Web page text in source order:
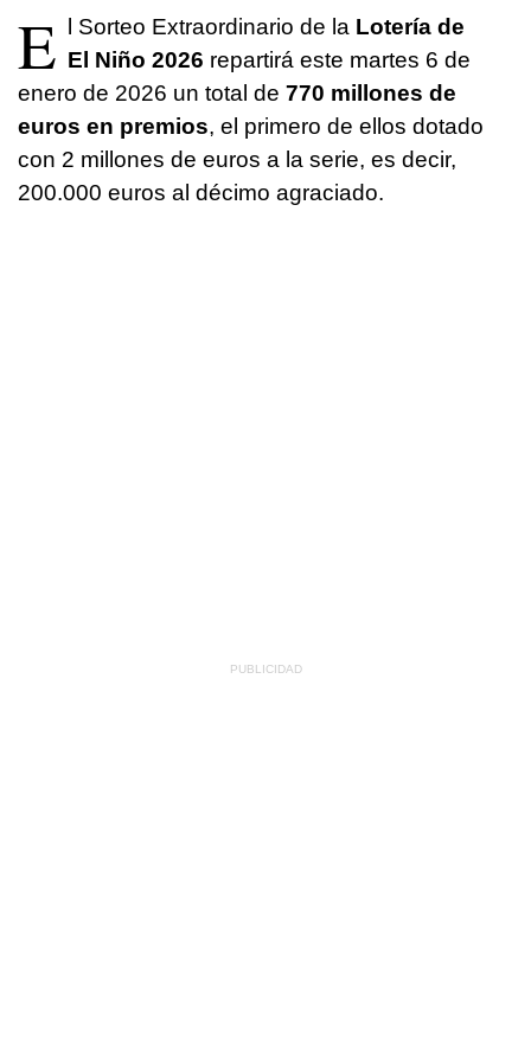
E l Sorteo Extraordinario de la Lotería de
El Niño 2026 repartirá este martes 6 de
enero de 2026 un total de 770 millones de
euros en premios, el primero de ellos dotado
con 2 millones de euros a la serie, es decir,
200.000 euros al décimo agraciado.